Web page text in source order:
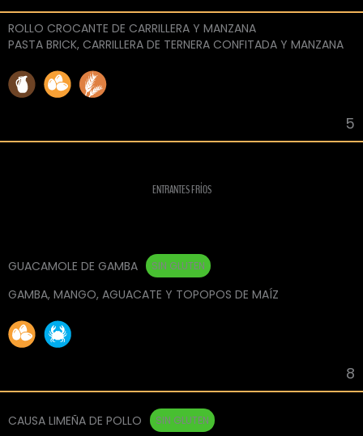
ROLLO CROCANTE DE CARRILLERA Y MANZANA
PASTA BRICK, CARRILLERA DE TERNERA CONFITADA Y MANZANA
5
ENTRANTES FRÍOS
GUACAMOLE DE GAMBA SIN GLUTEN
GAMBA, MANGO, AGUACATE Y TOPOPOS DE MAÍZ
8
CAUSA LIMEÑA DE POLLO SIN GLUTEN